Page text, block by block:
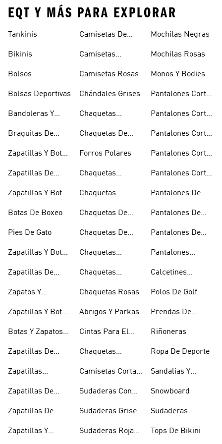
EQT Y MÁS PARA EXPLORAR
Tankinis
Bikinis
Bolsos
Bolsas Deportivas
Bandoleras Y
Hombro
Braguitas De
Zapatillas Y Botas
Zapatillas De
Zapatillas Y Botas
Botas De Boxeo
Pies De Gato
Zapatillas Y Botas
Zapatillas De
Zapatos Y
Doradas
Zapatillas Y Botas
Botas Y Zapatos
Zapatillas De
Zapatillas
Zapatillas De
Zapatillas De
Zapatillas Y
Camisetas De
Camisetas
Camisetas Rosas
Chándales Grises
Chaquetas
Acolchados
Chaquetas De
Forros Polares
Chaquetas
Chaquetas
Chaquetas De
Chaquetas De
Chaquetas
Chaquetas
Chaquetas Rosas
Abrigos Y Parkas
Cintas Para El
Chaquetas
Camisetas Cortas
Sudaderas Con
Sudaderas Grises
Sudaderas Rojas
Mochilas Negras
Mochilas Rosas
Monos Y Bodies
Pantalones Cortos
Pantalones Cortos
Pantalones Cortos
Pantalones Cortos
Pantalones Cortos
Pantalones De
Pantalones De
Pantalones De
Pantalones
Calcetines
Polos De Golf
Prendas De
Riñoneras
Ropa De Deporte
Sandalias Y
Snowboard
Sudaderas
Tops De Bikini